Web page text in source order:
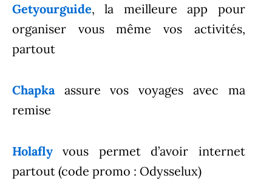
Getyourguide, la meilleure app pour
organiser vous même vos activités,
partout
Chapka assure vos voyages avec ma
remise
Holafly vous permet d’avoir internet
partout (code promo : Odysselux)